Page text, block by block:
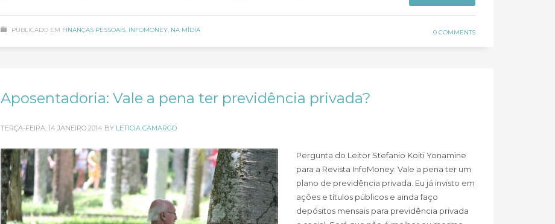
PUBLICADO EM FINANÇAS PESSOAIS, INFOMONEY, NA MÍDIA 0 COMMENTS
Aposentadoria: Vale a pena ter previdência privada?
TERÇA-FEIRA, 14 JANEIRO 2014 BY LETICIA CAMARGO
Pergunta do Leitor Stefanio Koiti Yonamine
para a Revista InfoMoney: Vale a pena ter um
plano de previdência privada. Eu já invisto em
ações e títulos públicos e ainda faço
depósitos mensais para previdência privada